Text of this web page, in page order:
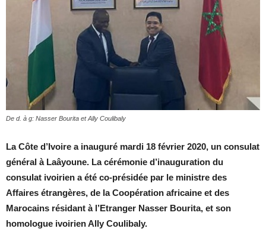
De d. à g: Nasser Bourita et Ally Coulibaly
La Côte d’Ivoire a inauguré mardi 18 février 2020, un consulat
général à Laâyoune. La cérémonie d’inauguration du
consulat ivoirien a été co-présidée par le ministre des
Affaires étrangères, de la Coopération africaine et des
Marocains résidant à l’Etranger Nasser Bourita, et son
homologue ivoirien Ally Coulibaly.